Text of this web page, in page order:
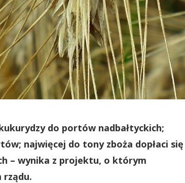
do portów nadbałtyckich;
najwięcej do tony zboża dopłaci się
– wynika z projektu, o którym
rządu.